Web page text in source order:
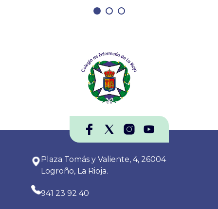
artífice. Tras un intenso año y medio de
la cuarta especialización enfermera para
Plaza Tomás y Valiente, 4, 26004
Logroño, La Rioja.
941 23 92 40